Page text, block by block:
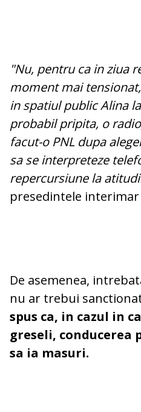
"Nu, pentru ca in ziua
moment mai
in spatiul public Alina
probabil pripita, o
facut-o PNL dupa
sa se interpreteze
repercursiune la
presedintele interimar
De asemenea,
nu ar trebui
spus ca, in cazul in
greseli,
sa ia masuri.